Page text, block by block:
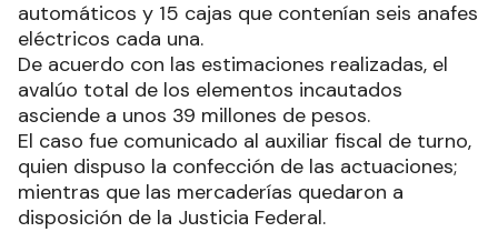
automáticos y 15 cajas que contenían seis anafes
eléctricos cada una.
De acuerdo con las estimaciones realizadas, el
avalúo total de los elementos incautados
asciende a unos 39 millones de pesos.
El caso fue comunicado al auxiliar fiscal de turno,
quien dispuso la confección de las actuaciones;
mientras que las mercaderías quedaron a
disposición de la Justicia Federal.